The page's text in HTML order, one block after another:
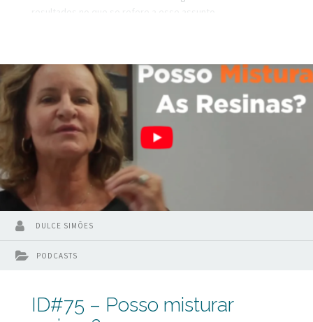
resultados no que se refere a esse assunto.
PODCASTS
DULCE SIMÕES
ID#75 – Posso misturar